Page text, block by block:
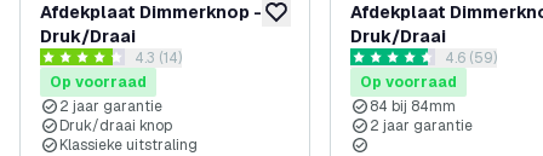
toevoegen aan verlanglijst
Afdekplaat Dimmerknop -
Druk/Draai
reviews drawer openen
4.3 score sterren4.3 (14)
Op voorraad
2 jaar garantie
Druk/draai knop
Klassieke uitstraling
Afdekplaat
Druk/Draai
reviews
4.6 score sterren4.6 (59)
Op voorraad
84 bij 84mm
2 jaar garantie